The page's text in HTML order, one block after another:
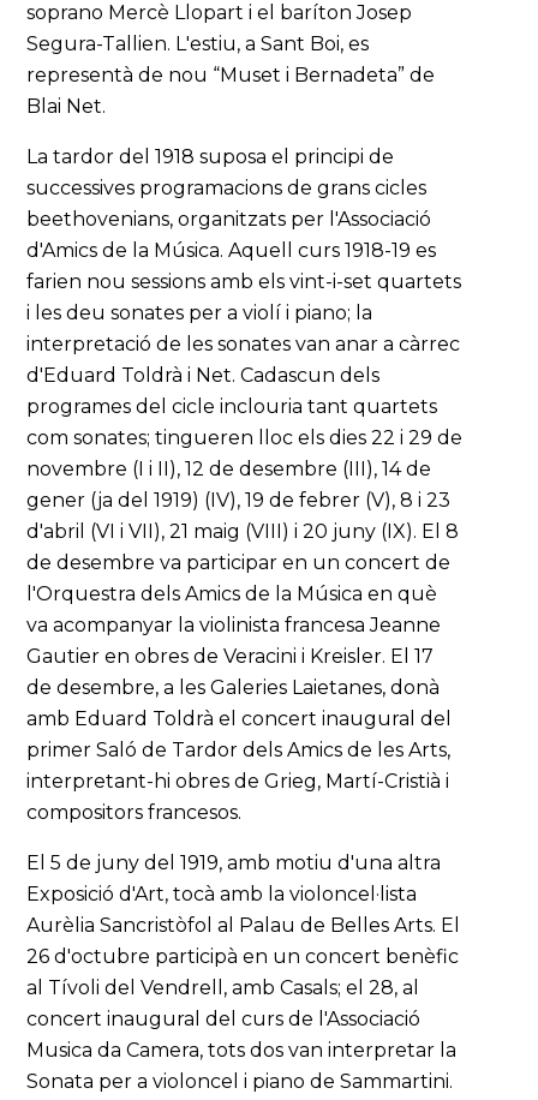
soprano Mercè Llopart i el baríton Josep
Segura-Tallien. L'estiu, a Sant Boi, es
representà de nou “Muset i Bernadeta” de
Blai Net.
La tardor del 1918 suposa el principi de
successives programacions de grans cicles
beethovenians, organitzats per l'Associació
d'Amics de la Música. Aquell curs 1918-19 es
farien nou sessions amb els vint-i-set quartets
i les deu sonates per a violí i piano; la
interpretació de les sonates van anar a càrrec
d'Eduard Toldrà i Net. Cadascun dels
programes del cicle inclouria tant quartets
com sonates; tingueren lloc els dies 22 i 29 de
novembre (I i II), 12 de desembre (III), 14 de
gener (ja del 1919) (IV), 19 de febrer (V), 8 i 23
d'abril (VI i VII), 21 maig (VIII) i 20 juny (IX). El 8
de desembre va participar en un concert de
l'Orquestra dels Amics de la Música en què
va acompanyar la violinista francesa Jeanne
Gautier en obres de Veracini i Kreisler. El 17
de desembre, a les Galeries Laietanes, donà
amb Eduard Toldrà el concert inaugural del
primer Saló de Tardor dels Amics de les Arts,
interpretant-hi obres de Grieg, Martí-Cristià i
compositors francesos.
El 5 de juny del 1919, amb motiu d'una altra
Exposició d'Art, tocà amb la violoncel·lista
Aurèlia Sancristòfol al Palau de Belles Arts. El
26 d'octubre participà en un concert benèfic
al Tívoli del Vendrell, amb Casals; el 28, al
concert inaugural del curs de l'Associació
Musica da Camera, tots dos van interpretar la
Sonata per a violoncel i piano de Sammartini.